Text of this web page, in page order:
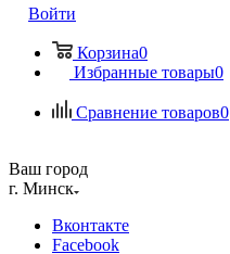
Войти
Корзина0
Избранные товары0
Сравнение товаров0
Ваш город
г. Минск
Вконтакте
Facebook